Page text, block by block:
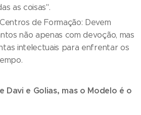
as coisas".
de Formação: Devem
não apenas com devoção, mas
intelectuais para enfrentar os
Davi e Golias, mas o Modelo é o